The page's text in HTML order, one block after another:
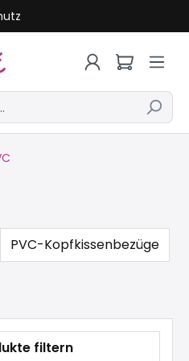
PVC-Kopfkissenbezüge
filtern